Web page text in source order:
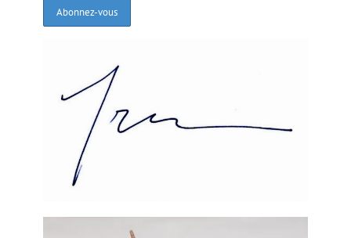
avoir remarqué certaines irrégularités, mais sans
conséquences sur les résultats.
Lawrence Canon disait qu’il était probable que le
gouvernement du Canada ne reconnaisse pas le
Président élu après le deuxième tour des élections. Il
disait avoir demandé à l’ambassadeur canadien en Haïti
d’intervenir auprès du président sortant René Préval
pour soulever les inquiétudes de son gouvernement.
Lawrence Canon avait ajouté «
ne proposons pas au gouvernement du président Préval de